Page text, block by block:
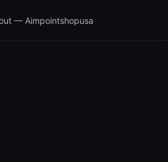
— Aimpointshopusa